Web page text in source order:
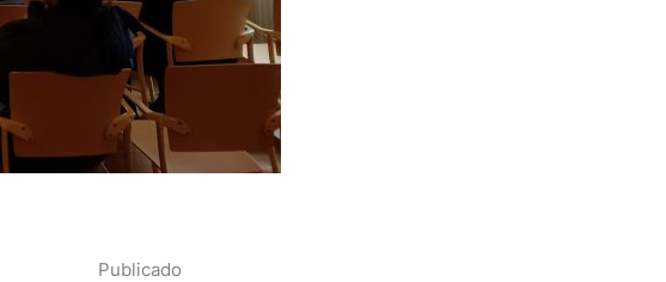
Publicado